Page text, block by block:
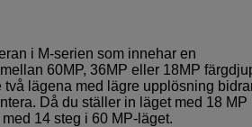
i M-serien som innehar en
60MP, 36MP eller 18MP
lägena med lägre upplösning bidrar
Då du ställer in läget med 18 MP
14 steg i 60 MP-läget.